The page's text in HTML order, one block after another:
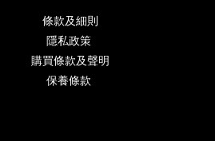
條款及細則
隱私政策
購買條款及聲明
保養條款